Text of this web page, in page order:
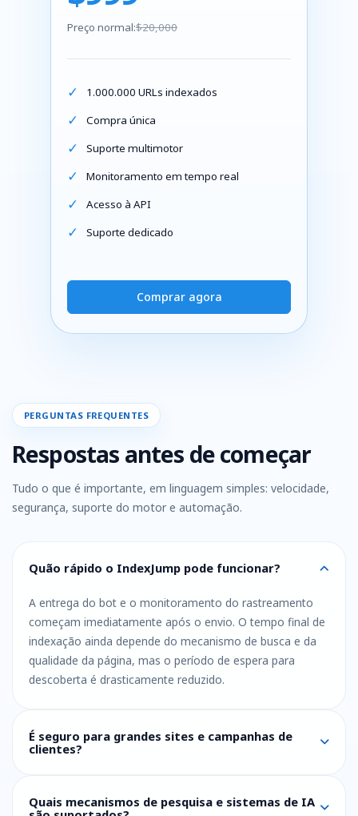
Preço normal:$20,000
1.000.000 URLs indexados
Compra única
Suporte multimotor
Monitoramento em tempo real
Acesso à API
Suporte dedicado
Comprar agora
PERGUNTAS FREQUENTES
Respostas antes de começar
Tudo o que é importante, em linguagem simples: velocidade,
segurança, suporte do motor e automação.
Quão rápido o IndexJump pode funcionar?
A entrega do bot e o monitoramento do rastreamento
começam imediatamente após o envio. O tempo final de
indexação ainda depende do mecanismo de busca e da
qualidade da página, mas o período de espera para
descoberta é drasticamente reduzido.
É seguro para grandes sites e campanhas de
clientes?
Quais mecanismos de pesquisa e sistemas de IA